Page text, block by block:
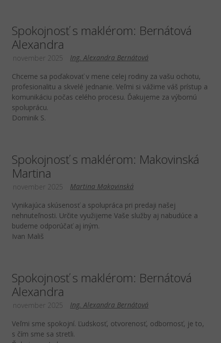
Spokojnosť s maklérom: Bernátová
Alexandra
Ing. Alexandra Bernátová
november 2025
Chceme sa poďakovať v mene celej rodiny za vašu ochotu,
profesionalitu a skvelé jednanie. Veľmi si vážime váš prístup a
komunikáciu počas celého procesu. Ďakujeme za výbornú
spoluprácu.
Dominik S.
Spokojnosť s maklérom: Makovinská
Martina
Martina Makovinská
november 2025
Vynikajúca skúsenosť a spolupráca pri predaji našej
nehnuteľnosti. Určite využijeme Vaše služby aj nabudúce a
budeme odporúčať aj iným.
Ivan Mališ
Spokojnosť s maklérom: Bernátová
Alexandra
Ing. Alexandra Bernátová
november 2025
Veľmi sme spokojní. Ľudskosť, otvorenosť, odbornosť, je to,
s čím sme sa stretli.